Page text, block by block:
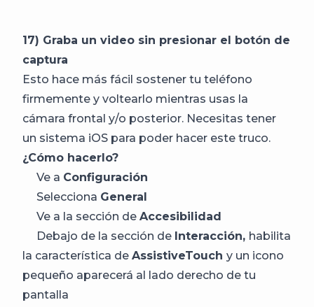
17) Graba un video sin presionar el botón de
captura
Esto hace más fácil sostener tu teléfono
firmemente y voltearlo mientras usas la
cámara frontal y/o posterior. Necesitas tener
un sistema iOS para poder hacer este truco.
¿Cómo hacerlo?
Ve a Configuración
Selecciona General
Ve a la sección de Accesibilidad
Debajo de la sección de Interacción, habilita
la característica de AssistiveTouch y un icono
pequeño aparecerá al lado derecho de tu
pantalla